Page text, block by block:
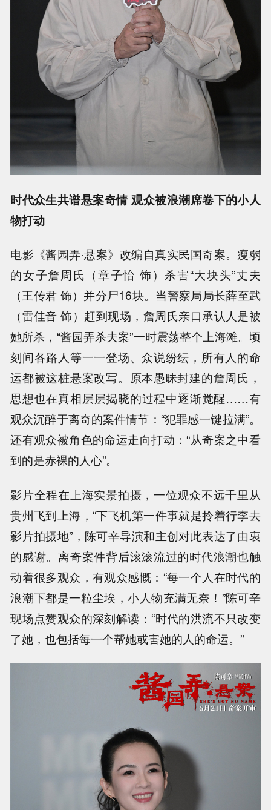
时代众生共谱悬案奇情 观众被浪潮席卷下的小人
物打动
电影《酱园弄·悬案》改编自真实民国奇案。瘦弱
的女子詹周氏（章子怡 饰）杀害“大块头”丈夫
（王传君 饰）并分尸16块。当警察局局长薛至武
（雷佳音 饰）赶到现场，詹周氏亲口承认人是被
她所杀，“酱园弄杀夫案”一时震荡整个上海滩。顷
刻间各路人等一一登场、众说纷纭，所有人的命
运都被这桩悬案改写。原本愚昧封建的詹周氏，
思想也在真相层层揭晓的过程中逐渐觉醒……有
观众沉醉于离奇的案件情节：“犯罪感一键拉满”。
还有观众被角色的命运走向打动：“从奇案之中看
到的是赤裸的人心”。
影片全程在上海实景拍摄，一位观众不远千里从
贵州飞到上海，“下飞机第一件事就是拎着行李去
影片拍摄地”，陈可辛导演和主创对此表达了由衷
的感谢。离奇案件背后滚滚流过的时代浪潮也触
动着很多观众，有观众感慨：“每一个人在时代的
浪潮下都是一粒尘埃，小人物充满无奈！”陈可辛
现场点赞观众的深刻解读：“时代的洪流不只改变
了她，也包括每一个帮她或害她的人的命运。”